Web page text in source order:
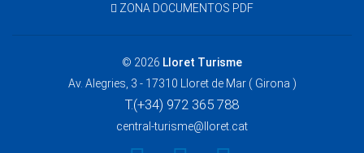
ZONA DOCUMENTOS PDF
© 2026 Lloret Turisme
Av. Alegries, 3 - 17310 Lloret de Mar ( Girona )
T.(+34) 972 365 788
central-turisme@lloret.cat